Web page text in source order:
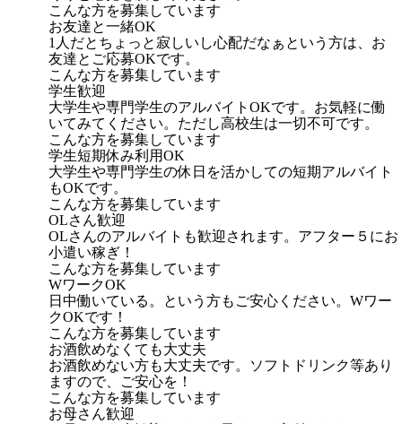
こんな方を募集しています
お友達と一緒OK
1人だとちょっと寂しいし心配だなぁという方は、お
友達とご応募OKです。
こんな方を募集しています
学生歓迎
大学生や専門学生のアルバイトOKです。お気軽に働
いてみてください。ただし高校生は一切不可です。
こんな方を募集しています
学生短期休み利用OK
大学生や専門学生の休日を活かしての短期アルバイト
もOKです。
こんな方を募集しています
OLさん歓迎
OLさんのアルバイトも歓迎されます。アフター５にお
小遣い稼ぎ！
こんな方を募集しています
WワークOK
日中働いている。という方もご安心ください。Wワー
クOKです！
こんな方を募集しています
お酒飲めなくても大丈夫
お酒飲めない方も大丈夫です。ソフトドリンク等あり
ますので、ご安心を！
こんな方を募集しています
お母さん歓迎